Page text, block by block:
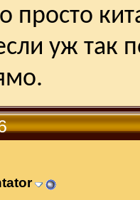
просто
уж так